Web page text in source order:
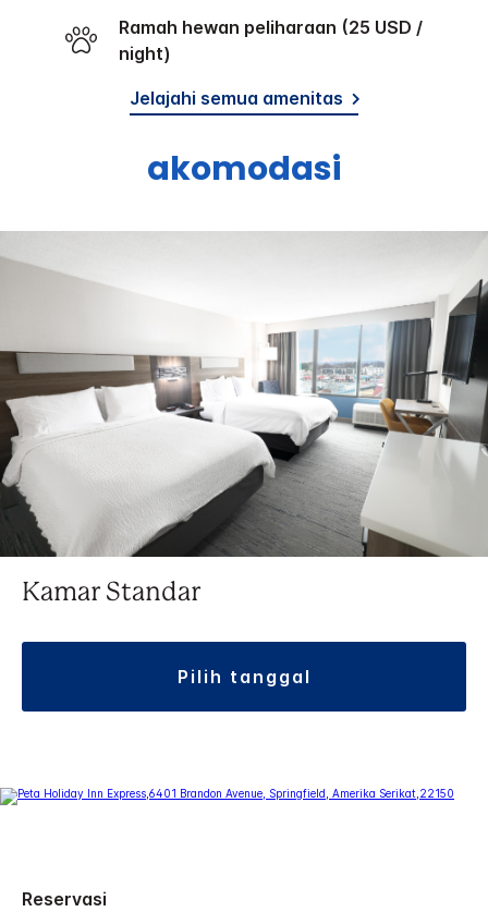
Ramah hewan peliharaan (25 USD /
night)
Jelajahi semua amenitas
akomodasi
Kamar Standar
pilih tanggal
Reservasi